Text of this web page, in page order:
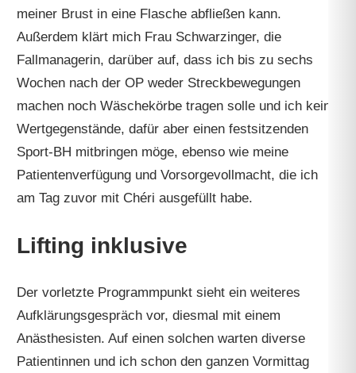
meiner Brust in eine Flasche abfließen kann.
Außerdem klärt mich Frau Schwarzinger, die
Fallmanagerin, darüber auf, dass ich bis zu sechs
Wochen nach der OP weder Streckbewegungen
machen noch Wäschekörbe tragen solle und ich keine
Wertgegenstände, dafür aber einen festsitzenden
Sport-BH mitbringen möge, ebenso wie meine
Patientenverfügung und Vorsorgevollmacht, die ich
am Tag zuvor mit Chéri ausgefüllt habe.
Lifting inklusive
Der vorletzte Programmpunkt sieht ein weiteres
Aufklärungsgespräch vor, diesmal mit einem
Anästhesisten. Auf einen solchen warten diverse
Patientinnen und ich schon den ganzen Vormittag